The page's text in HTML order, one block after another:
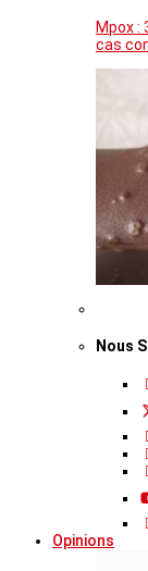
Mpox :
cas
Nous
Opinions